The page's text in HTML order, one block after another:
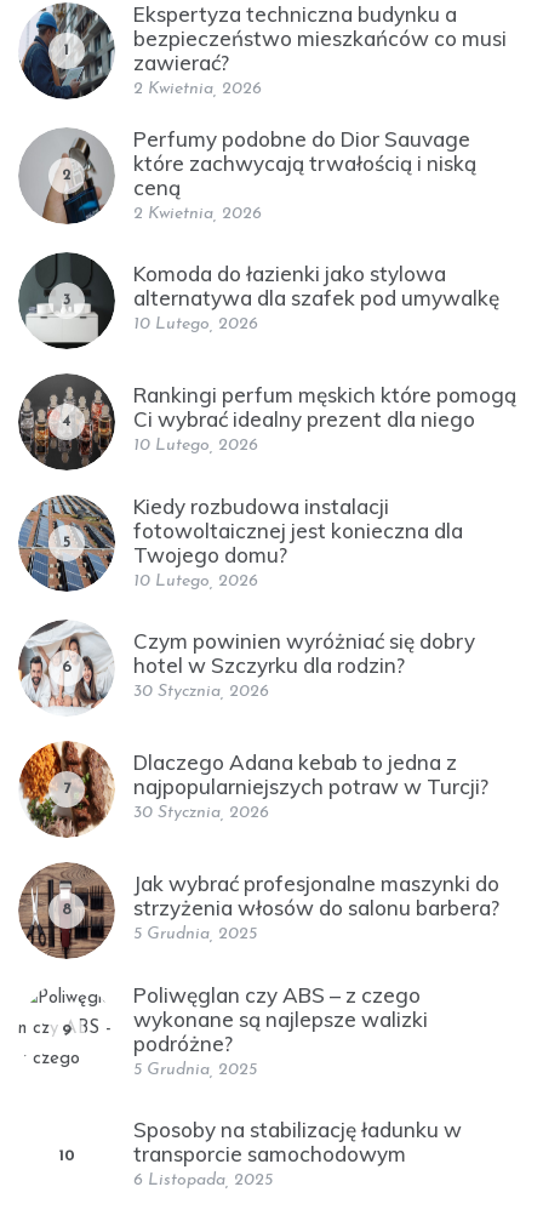
1
Ekspertyza techniczna budynku a
bezpieczeństwo mieszkańców co musi
zawierać?
2 Kwietnia, 2026
2
Perfumy podobne do Dior Sauvage
które zachwycają trwałością i niską
ceną
2 Kwietnia, 2026
3
Komoda do łazienki jako stylowa
alternatywa dla szafek pod umywalkę
10 Lutego, 2026
4
Rankingi perfum męskich które pomogą
Ci wybrać idealny prezent dla niego
10 Lutego, 2026
5
Kiedy rozbudowa instalacji
fotowoltaicznej jest konieczna dla
Twojego domu?
10 Lutego, 2026
6
Czym powinien wyróżniać się dobry
hotel w Szczyrku dla rodzin?
30 Stycznia, 2026
7
Dlaczego Adana kebab to jedna z
najpopularniejszych potraw w Turcji?
30 Stycznia, 2026
8
Jak wybrać profesjonalne maszynki do
strzyżenia włosów do salonu barbera?
5 Grudnia, 2025
9
Poliwęglan czy ABS – z czego
wykonane są najlepsze walizki
podróżne?
5 Grudnia, 2025
10
Sposoby na stabilizację ładunku w
transporcie samochodowym
6 Listopada, 2025